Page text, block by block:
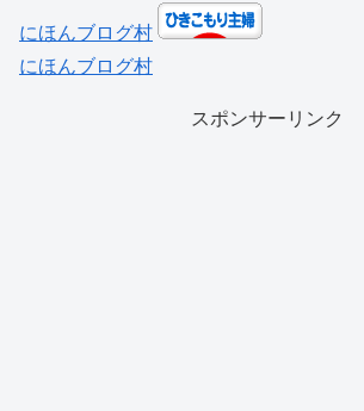
にほんブログ村
にほんブログ村
スポンサーリンク